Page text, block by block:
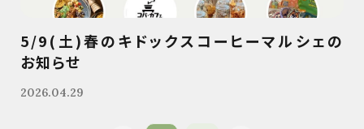
5/9(土)春のキドックスコーヒーマルシェの
お知らせ
2026.04.29